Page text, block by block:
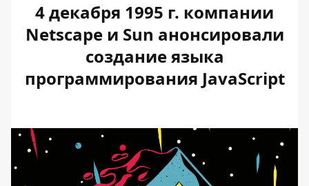
4 декабря 1995 г. компании
Netscape и Sun анонсировали
создание языка
программирования JavaScript